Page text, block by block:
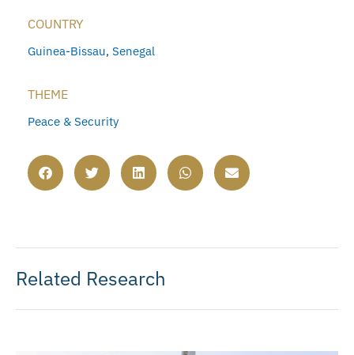
COUNTRY
Guinea-Bissau, Senegal
THEME
Peace & Security
Related Research